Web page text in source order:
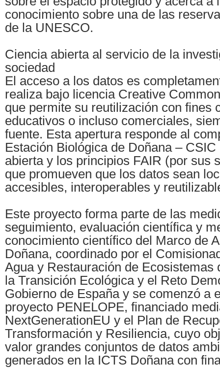
conocimiento sobre una de las
de la UNESCO.
Ciencia abierta al servicio de la
sociedad
El acceso a los datos es
realiza bajo licencia Creative
que permite su reutilización con fines
educativos o incluso comerciales,
fuente. Esta apertura responde al
Estación Biológica de Doñana –
abierta y los principios FAIR (por sus
que promueven que los datos sean
accesibles, interoperables y
Este proyecto forma parte de las
seguimiento, evaluación científica y
conocimiento científico del Marco de
Doñana, coordinado por el
Agua y Restauración de Ecosistemas
la Transición Ecológica y el Reto
Gobierno de España y se comenzó a
proyecto PENELOPE, financiado
NextGenerationEU y el Plan de
Transformación y Resiliencia, cuyo
valor grandes conjuntos de datos
generados en la ICTS Doñana con